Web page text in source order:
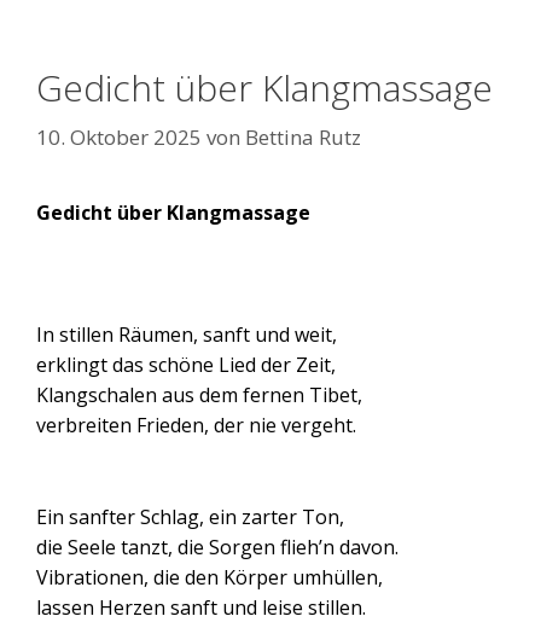
Gedicht über Klangmassage
10. Oktober 2025 von Bettina Rutz
Gedicht über Klangmassage
In stillen Räumen, sanft und weit,
erklingt das schöne Lied der Zeit,
Klangschalen aus dem fernen Tibet,
verbreiten Frieden, der nie vergeht.
Ein sanfter Schlag, ein zarter Ton,
die Seele tanzt, die Sorgen flieh’n davon.
Vibrationen, die den Körper umhüllen,
lassen Herzen sanft und leise stillen.